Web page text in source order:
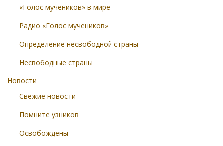
«Голос мучеников» в мире
Радио «Голос мучеников»
Определение несвободной страны
Несвободные страны
Новости
Свежие новости
Помните узников
Освобождены